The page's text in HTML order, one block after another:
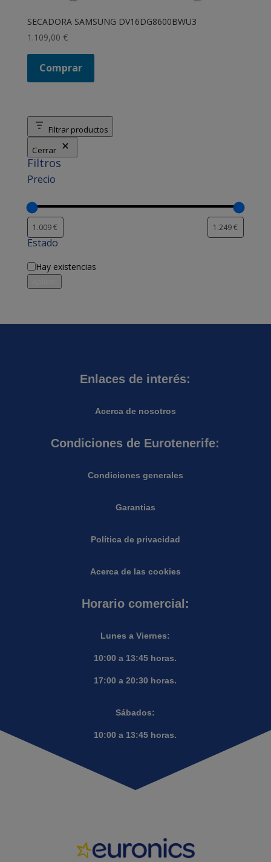
SECADORA SAMSUNG DV16DG8600BWU3
1.109,00 €
Comprar
Filtrar productos
Cerrar
Filtros
Precio
Estado
Disponibilidad
Hay existencias
Enlaces de interés:
Acerca de nosotros
Condiciones de Eurotenerife:
Condiciones generales
Garantias
Política de privacidad
Acerca de las cookies
Horario comercial:
Lunes a Viernes:
10:00 a 13:45 horas.
17:00 a 20:30 horas.
Sábados:
10:00 a 13:45 horas.